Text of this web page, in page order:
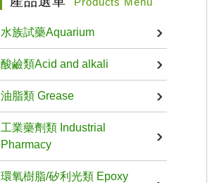
水族試藥Aquarium
酸鹼類Acid and alkali
油脂類 Grease
工業藥劑類 Industrial
Pharmacy
環氧樹脂/矽利光類 Epoxy